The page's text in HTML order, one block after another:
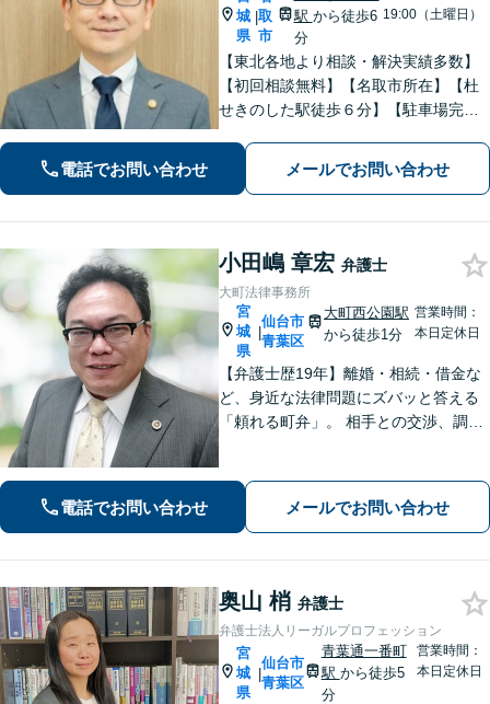
城
県
|取
市
駅 から徒歩6
分
19:00（土曜日）
【東北各地より相談・解決実績多数】
【初回相談無料】【名取市所在】【杜
せきのした駅徒歩６分】【駐車場完
日でも早く取り除き、穏やかな日常を
取り戻せるよう尽力いたします。【完
電話でお問い合わせ メールでお問い合わせ
小田嶋 章宏 弁護士
大町法律事務所
宮
城
県
|
仙台市
青葉区
大町西公園駅
から徒歩1分
営業時間：
本日定休日
【弁護士歴19年】離婚・相続・借金な
ど、身近な法律問題にズバッと答える
「頼れる町弁」。 相手との交渉、調
談料30分1,100円】【大町西公園駅1
分】【夜間・休日対応可能】
電話でお問い合わせ メールでお問い合わせ
奥山 梢 弁護士
弁護士法人リーガルプロフェッション
宮
城
県
|
仙台市
青葉区
青葉通一番町
駅 から徒歩5
分
営業時間：
本日定休日